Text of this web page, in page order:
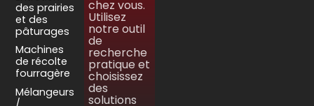
des prairies
et des
pâturages
Machines
de récolte
fourragère
Mélangeurs
chez vous.
Utilisez
notre outil
de
recherche
pratique et
choisissez
des
solutions